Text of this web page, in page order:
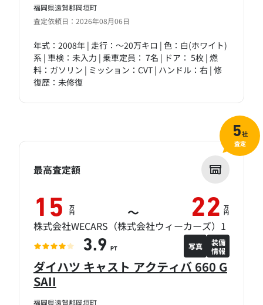
福岡県遠賀郡岡垣町
査定依頼日：2026年08月06日
年式：2008年 | 走行：～20万キロ | 色：白(ホワイト)
系 | 車検：未入力 | 乗車定員： 7名 | ドア： 5枚 | 燃
料：ガソリン | ミッション：CVT | ハンドル：右 | 修
復歴：未修復
福岡県遠賀郡岡垣町
ダイハツ キャスト アクティバ 660 G
SAII
最高査定額
15 万
円 ～ 22 万
円
株式会社WECARS（株式会社ウィーカーズ）1
3.9 PT 写真
装備
情報
5社
査定